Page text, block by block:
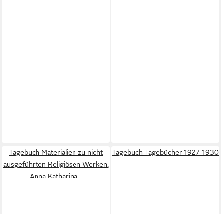
Tagebuch Materialien zu nicht
ausgeführten Religiösen Werken.
Anna Katharina...
Tagebuch Tagebücher 1927-1930